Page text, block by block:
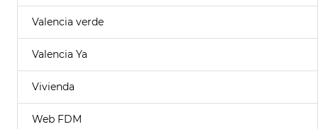
Valencia verde
Valencia Ya
Vivienda
Web FDM